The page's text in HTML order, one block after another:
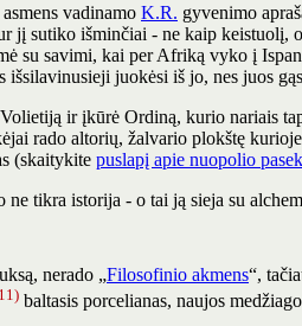
vadinamo K.R. gyvenimo
jį sutiko išminčiai - ne kaip keistuolį,
su savimi, kai per Afriką vyko į
išsilavinusieji juokėsi iš jo, nes juos
ir įkūrė Ordiną, kurio nariais
rado altorių, žalvario plokštę
(skaitykite puslapį apie nuopolio
ne tikra istorija - o tai ją sieja su
nerado „Filosofinio akmens“,
11) baltasis porcelianas, naujos